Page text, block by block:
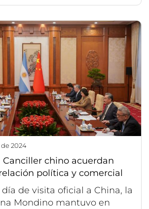
de 2024
Canciller chino acuerdan
política y comercial
de visita oficial a China, la
Mondino mantuvo en